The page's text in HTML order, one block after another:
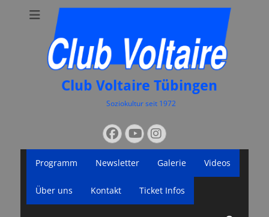
Club Voltaire Tübingen
Soziokultur seit 1972
nach:
Facebook
YouTube
Instagram
Menü
Inhalt
Programm Newsletter Galerie Videos
Über uns Kontakt Ticket Infos